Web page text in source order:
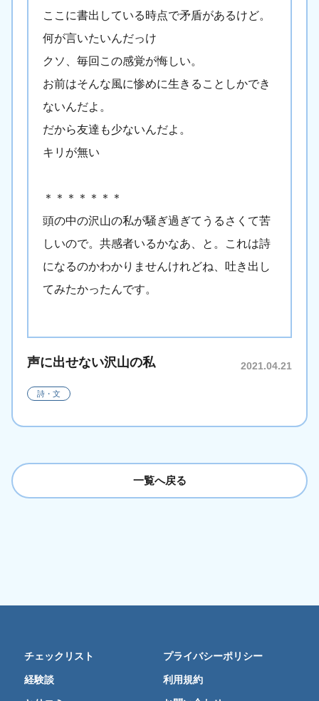
ここに書出している時点で矛盾があるけど。
何が言いたいんだっけ
クソ、毎回この感覚が悔しい。
お前はそんな風に惨めに生きることしかでき
ないんだよ。
だから友達も少ないんだよ。
キリが無い
＊＊＊＊＊＊＊
頭の中の沢山の私が騒ぎ過ぎてうるさくて苦
しいので。共感者いるかなあ、と。これは詩
になるのかわかりませんけれどね、吐き出し
てみたかったんです。
声に出せない沢山の私 2021.04.21
詩・文
一覧へ戻る
チェックリスト
経験談
プライバシーポリシー
利用規約